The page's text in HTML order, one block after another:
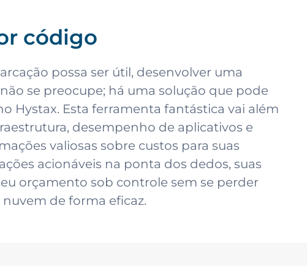
código
possa ser útil, desenvolver uma
se preocupe; há uma solução que pode
Hystax. Esta ferramenta fantástica vai além
desempenho de aplicativos e
valiosas sobre custos para suas
acionáveis na ponta dos dedos, suas
orçamento sob controle sem se perder
de forma eficaz.